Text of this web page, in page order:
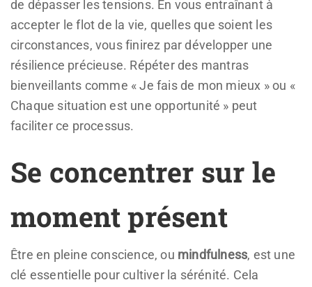
de dépasser les tensions. En vous entraînant à
accepter le flot de la vie, quelles que soient les
circonstances, vous finirez par développer une
résilience précieuse. Répéter des mantras
bienveillants comme « Je fais de mon mieux » ou «
Chaque situation est une opportunité » peut
faciliter ce processus.
Se concentrer sur le
moment présent
Être en pleine conscience, ou mindfulness, est une
clé essentielle pour cultiver la sérénité. Cela